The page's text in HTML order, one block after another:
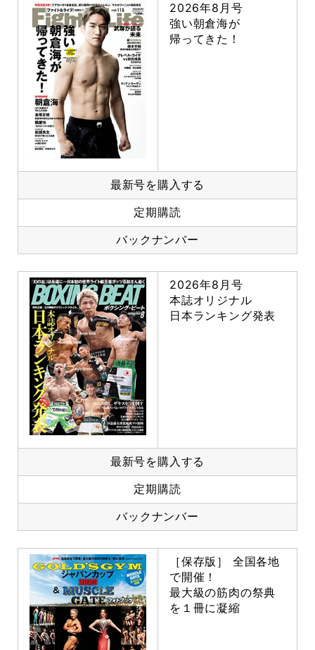
2026年8月号
強い朝倉海が
帰ってきた！
最新号を購入する
定期購読
バックナンバー
2026年8月号
本誌オリジナル
日本ランキング発表
最新号を購入する
定期購読
バックナンバー
［保存版］ 全国各地
で開催！
最大級の筋肉の祭典
を１冊に凝縮